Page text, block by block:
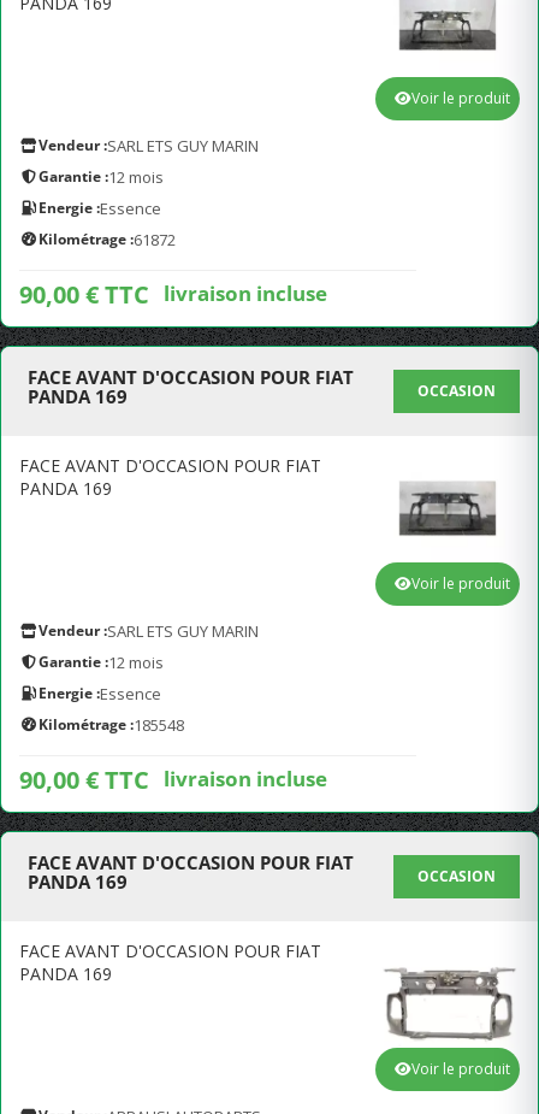
Vendeur :SARL ETS GUY MARIN
Garantie :12 mois
Energie :Essence
Kilométrage :61872
90,00 € TTC livraison incluse
Voir le produit
FACE AVANT D'OCCASION POUR FIAT
PANDA 169
OCCASION
FACE AVANT D'OCCASION POUR FIAT
PANDA 169
Vendeur :SARL ETS GUY MARIN
Garantie :12 mois
Energie :Essence
Kilométrage :185548
90,00 € TTC livraison incluse
Voir le produit
FACE AVANT D'OCCASION POUR FIAT
PANDA 169
OCCASION
FACE AVANT D'OCCASION POUR FIAT
PANDA 169
Voir le produit